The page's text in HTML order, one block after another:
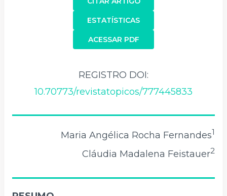
ACESSAR PDF
ESTATÍSTICAS
REGISTRO DOI:
10.70773/revistatopicos/777445833
Maria Angélica Rocha Fernandes1
Cláudia Madalena Feistauer2